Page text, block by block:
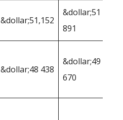
&dollar;51,152
&dollar;51
891
&dollar;48 438
&dollar;49
670